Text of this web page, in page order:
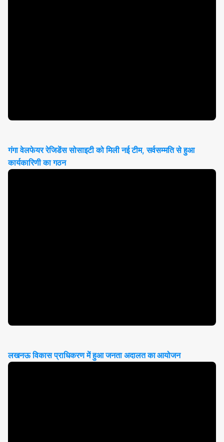
गंगा वेलफेयर रेजिडेंस सोसाइटी को मिली नई टीम, सर्वसम्मति से हुआ
कार्यकारिणी का गठन
लखनऊ विकास प्राधिकरण में हुआ जनता अदालत का आयोजन